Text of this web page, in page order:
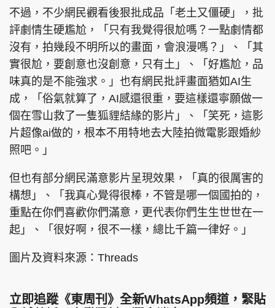
不過，不少網民觀看後狠批成品「老土又僵硬」，批
評劇情生硬尷尬，「只有我覺得很尬嗎？一點劇情都
沒有，拍幾段不明所以的畫面，會浪漫嗎？」、「其
實很尬，要創意也沒創意，只有土」、「好尷尬，品
味真的是不能強求。」也有網民批評畫面猶如AI生
成，「俗氣就算了，AI感還很重，要這樣還寧願做一
個在雪山救了一隻狐貍結緣的影片」、「笑死，這影
片超像ai做的，根本不用特地去大陸拍微電影跟婚紗
照吧。」
但也有部分網民滿意影片呈現效果，「真的很厲害的
構想」、「我真心覺得很棒，不管是哪一個國拍的，
重點在你們喜歡你們滿意，更代表你們生生世世在一
起」、「很好啊，很不一樣，總比千篇一律好。」
圖片及資料來源：Threads
立即追蹤《東周刊》全新WhatsApp頻道，緊貼